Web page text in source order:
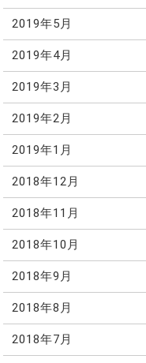
2019年5月
2019年4月
2019年3月
2019年2月
2019年1月
2018年12月
2018年11月
2018年10月
2018年9月
2018年8月
2018年7月